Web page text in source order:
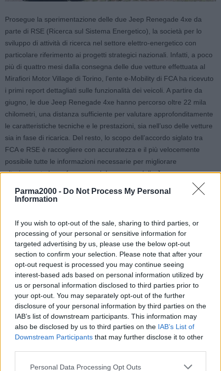
Parma2000 - Do Not Process My Personal
Information
If you wish to opt-out of the sale, sharing to third parties, or
processing of your personal or sensitive information for
targeted advertising by us, please use the below opt-out
section to confirm your selection. Please note that after your
opt-out request is processed you may continue seeing
interest-based ads based on personal information utilized by
us or personal information disclosed to third parties prior to
your opt-out. You may separately opt-out of the further
disclosure of your personal information by third parties on the
IAB’s list of downstream participants. This information may
also be disclosed by us to third parties on the IAB’s List of
Downstream Participants that may further disclose it to other
Personal Data Processing Opt Outs
Prosegue la sperimentazione delle due Jeep Renegade 4xe da
parte di RSE (Ricerca sul Sistema Energetico), la società per lo
sviluppo di attività di ricerca nel settore elettro-energetico con
particolare riferimento ai progetti strategici nazionali. Infatti, a poco
più di quattro mesi dalla consegna delle due vetture effettuata al
Mirafiori Motor Village di Torino, l’ente e-Mobility di FCA ha ricevuto
i primi report dettagliati sulle funzionalità dei veicoli. A partire da
giugno, le due Jeep Renegade 4xe hanno percorso oltre 22 mila
chilometri, una distanza sufficiente per valutare approfonditamente
le caratteristiche tecniche e le prestazioni, sia nell’uso delle vetture
sia in fase di ricarica. Del resto, lo scopo dell’accordo siglato tra
FCA e RSE è raccogliere con accuratezza e il più velocemente
possibile tutte le informazioni necessarie per migliorare
ulteriormente le performance del nuovo modello Jeep.
Per ottenere il maggior numero di dati e informazioni, RSE ha
avviato sulle due Renegade una serie di attività: le auto sono state
durante veri e propri “tour” consecutivi di missioni.
Inoltre, sono stati preparati alcuni questionari di gradimento rivolti a
chi ha utilizzato le vetture: in questo modo i conducenti hanno
potuto giudicare le prestazioni delle due vetture, mettendone in
risalto sia le caratteristiche del progetto (in particolare agilità,
precisione delle traiettorie e coppia) sia quelle altrettanto positive
legate alla ricarica. I report di RSE mettono in evidenza che la parte
“elettrica” riveste un ruolo fondamentale nella gestione dell’auto,
fattore percepito sia in fase di guida sia di ricarica, che avviene a
potenze più elevate di altri veicoli ibridi plug-in analoghi. Un
dettaglio, questo, messo in evidenza da tutti gli utilizzatori.
La società nei prossimi mesi procederà con l’elettrificazione della